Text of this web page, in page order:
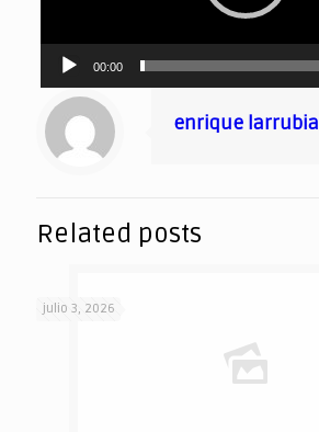
00:00
enrique larrubia
Related posts
julio 3, 2026